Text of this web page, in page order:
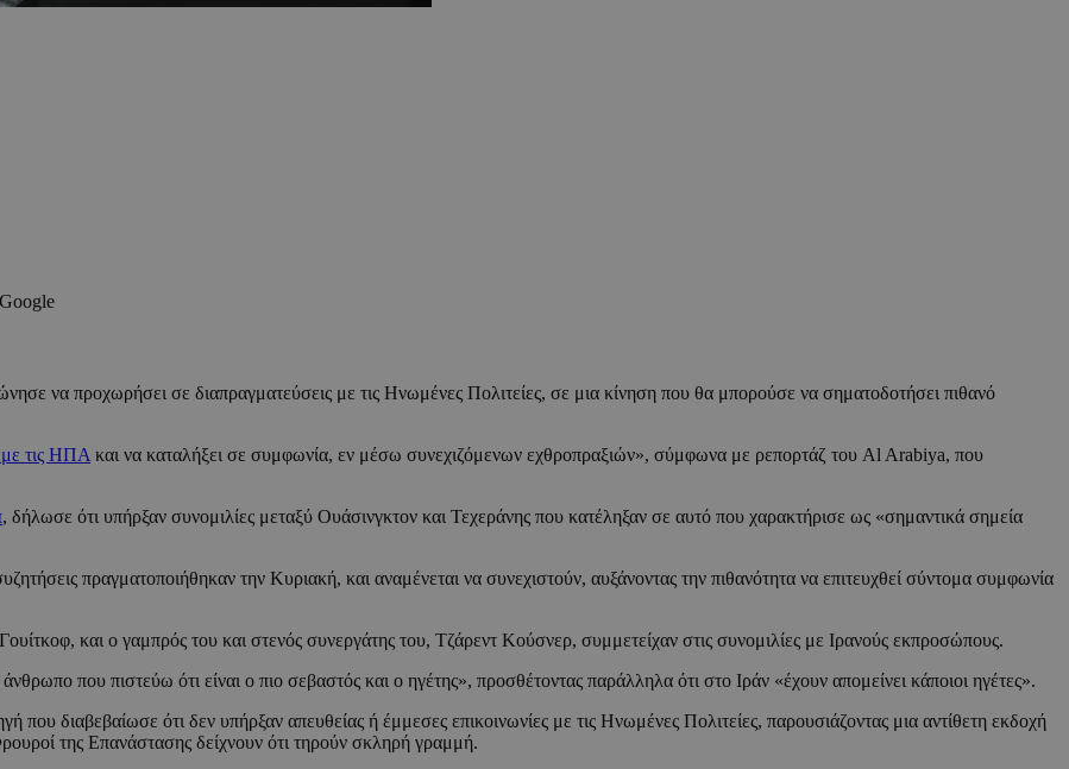
να προχωρήσει σε διαπραγματεύσεις με τις Ηνωμένες Πολιτείες, σε μια κίνηση που θα μπορούσε να σηματοδοτήσει πιθανό
με τις ΗΠΑ και να καταλήξει σε συμφωνία, εν μέσω συνεχιζόμενων εχθροπραξιών», σύμφωνα με ρεπορτάζ του Al Arabiya, που
, δήλωσε ότι υπήρξαν συνομιλίες μεταξύ Ουάσινγκτον και Τεχεράνης που κατέληξαν σε αυτό που χαρακτήρισε ως «σημαντικά σημεία
πραγματοποιήθηκαν την Κυριακή, και αναμένεται να συνεχιστούν, αυξάνοντας την πιθανότητα να επιτευχθεί σύντομα συμφωνία
και ο γαμπρός του και στενός συνεργάτης του, Τζάρεντ Κούσνερ, συμμετείχαν στις συνομιλίες με Ιρανούς εκπροσώπους.
που πιστεύω ότι είναι ο πιο σεβαστός και ο ηγέτης», προσθέτοντας παράλληλα ότι στο Ιράν «έχουν απομείνει κάποιοι ηγέτες».
διαβεβαίωσε ότι δεν υπήρξαν απευθείας ή έμμεσες επικοινωνίες με τις Ηνωμένες Πολιτείες, παρουσιάζοντας μια αντίθετη εκδοχή
της Επανάστασης δείχνουν ότι τηρούν σκληρή γραμμή.